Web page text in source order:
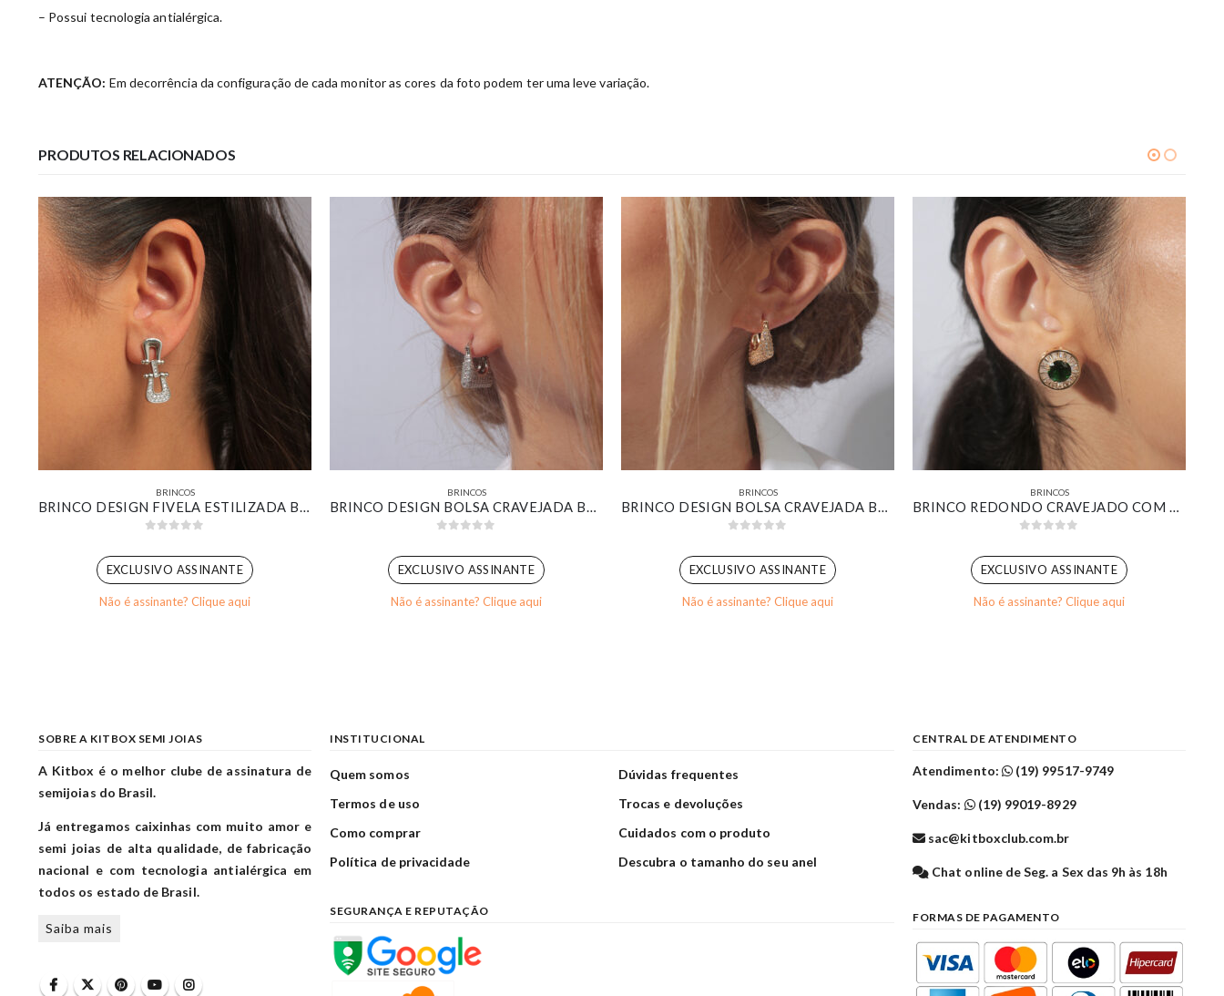
– Possui tecnologia antialérgica.
ATENÇÃO: Em decorrência da configuração de cada monitor as cores da foto podem ter uma leve variação.
PRODUTOS RELACIONADOS
BRINCOS
BRINCO DESIGN FIVELA ESTILIZADA BANHADO EM OURO BRANCO
EXCLUSIVO ASSINANTE
Não é assinante? Clique aqui
BRINCOS
BRINCO DESIGN BOLSA CRAVEJADA BANHADO EM OURO BRANCO
EXCLUSIVO ASSINANTE
Não é assinante? Clique aqui
BRINCOS
BRINCO DESIGN BOLSA CRAVEJADA BANHADO EM OURO 18K
EXCLUSIVO ASSINANTE
Não é assinante? Clique aqui
BRINCOS
BRINCO REDONDO CRAVEJADO COM ZIRCÔNIA ESMERALDA BANHADO EM OURO 18K
EXCLUSIVO ASSINANTE
Não é assinante? Clique aqui
SOBRE A KITBOX SEMI JOIAS
A Kitbox é o melhor clube de assinatura de
semijoias do Brasil.
Já entregamos caixinhas com muito amor e
semi joias de alta qualidade, de fabricação
nacional e com tecnologia antialérgica em
todos os estado de Brasil.
Saiba mais
INSTITUCIONAL
Quem somos
Termos de uso
Como comprar
Política de privacidade
Dúvidas frequentes
Trocas e devoluções
Cuidados com o produto
Descubra o tamanho do seu anel
SEGURANÇA E REPUTAÇÃO
CENTRAL DE ATENDIMENTO
Atendimento: (19) 99517-9749
Vendas: (19) 99019-8929
sac@kitboxclub.com.br
Chat online de Seg. a Sex das 9h às 18h
FORMAS DE PAGAMENTO